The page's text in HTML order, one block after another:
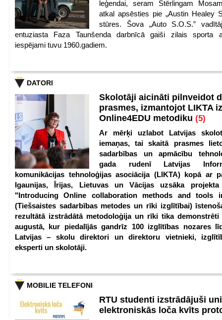
leģendai, seram Stērlingam
atkal apsēsties pie „Austin Healey
stūres. Šova „Auto S.O.S.”
entuziasta Faza Taunšenda darbnīcā gaiši zilais sporta
iespējami tuvu 1960.gadiem.
DATORI
Skolotāji aicināti pilnveidot
prasmes, izmantojot LIKTA
Online4EDU metodiku (5)
Ar mērķi uzlabot Latvijas
iemaņas, tai skaitā prasmes
sadarbības un apmācību
gada rudenī Latvijas
komunikācijas tehnoloģijas asociācija (LIKTA) kopā ar
Igaunijas, Īrijas, Lietuvas un Vācijas uzsāka projekta
"Introducing Online collaboration methods and tools
(Tiešsaistes sadarbības metodes un rīki izglītībai)
rezultātā izstrādātā metodoloģija un rīki tika demonstrēti
augustā, kur piedalījās gandrīz 100 izglītības nozares
Latvijas – skolu direktori un direktoru vietnieki,
eksperti un skolotāji.
MOBILIE TELEFONI
RTU studenti izstrādājuši
elektroniskās loča kvīts